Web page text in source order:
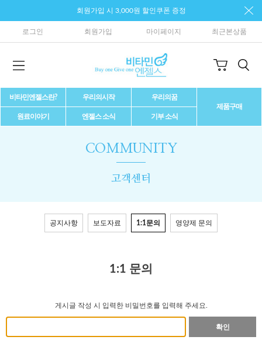
회원가입 시 3,000원 할인쿠폰 증정
로그인 회원가입 마이페이지 최근본상품
비타민엔젤스란? 우리의시작
우리의꿈
제품구매
원료이야기
엔젤스 소식 기부 소식
COMMUNITY
고객센터
공지사항 보도자료 1:1문의 영양제 문의
1:1 문의
게시글 작성 시 입력한 비밀번호를 입력해 주세요.
확인